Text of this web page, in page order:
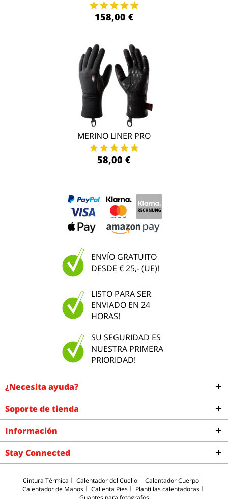
158,00 €
MERINO LINER PRO
58,00 €
ENVÍO GRATUITO
DESDE € 25,- (UE)!
LISTO PARA SER
ENVIADO EN 24
HORAS!
SU SEGURIDAD ES
NUESTRA PRIMERA
PRIORIDAD!
¿Necesita ayuda?
Soporte de tienda
Información
Stay Connected
Cintura Térmica Calentador del Cuello
Calentador Cuerpo
Calentador de Manos
Calienta Pies
Plantillas calentadoras